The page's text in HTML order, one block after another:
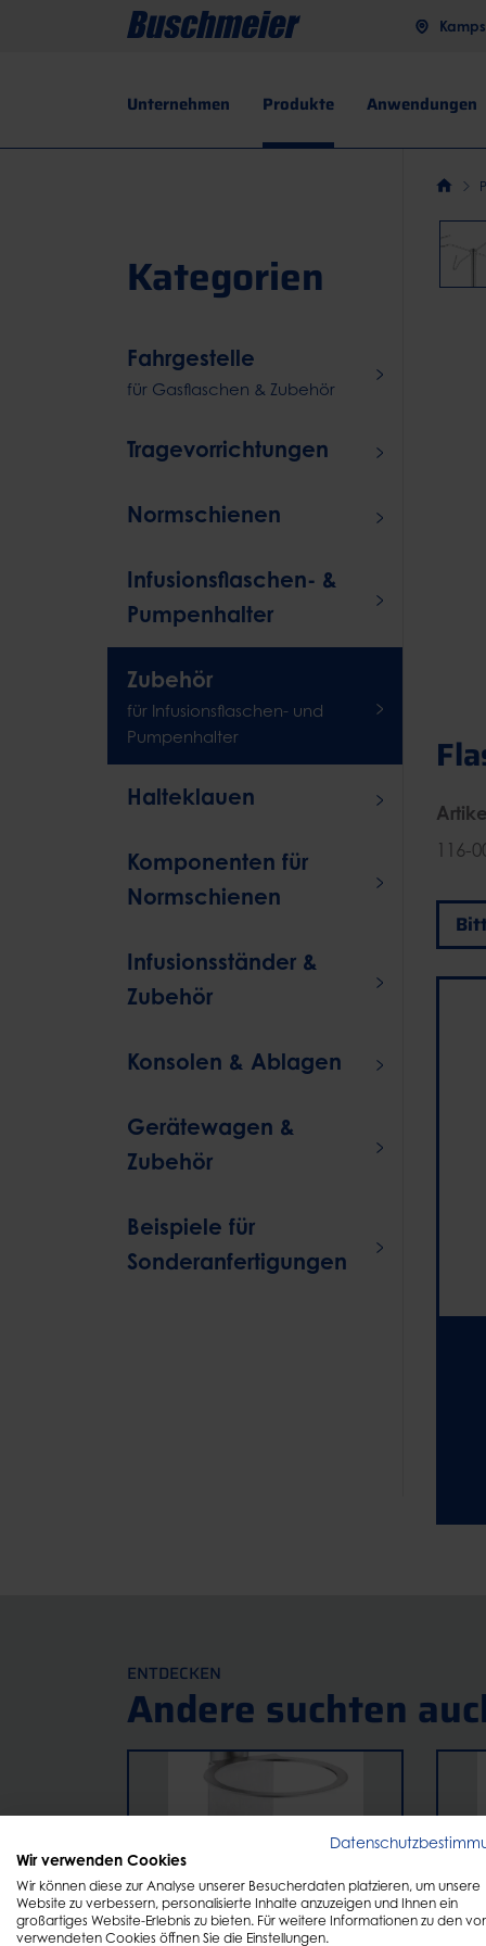
Unternehmen Produkte Anwendungen
Kategorien
Fahrgestelle
für Gasflaschen & Zubehör
Tragevorrichtungen
Normschienen
Infusionsflaschen- &
Pumpenhalter
Zubehör
für Infusionsflaschen- und
Pumpenhalter
Halteklauen
Komponenten für
Normschienen
Infusionsständer &
Zubehör
Konsolen & Ablagen
Gerätewagen &
Zubehör
Beispiele für
Sonderanfertigungen
116-
ENTDECKEN
Andere suchten
Wir verwenden Cookies
Wir können diese zur Analyse unserer Besucherdaten platzieren, um unsere
Website zu verbessern, personalisierte Inhalte anzuzeigen und Ihnen ein
großartiges Website-Erlebnis zu bieten. Für weitere Informationen zu den
verwendeten Cookies öffnen Sie die Einstellungen.